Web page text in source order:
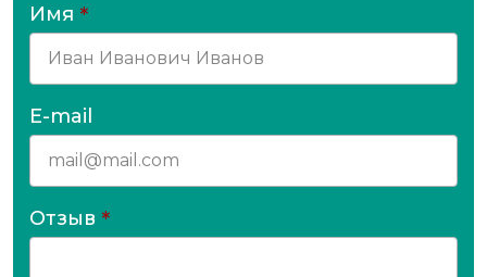
Имя *
E-mail
Отзыв *